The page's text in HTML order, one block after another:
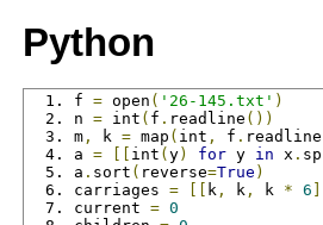
Python
f = open ( '26-145.txt' )
n = int ( f . readline ())
m , k = map ( int , f . readline
a = int ( y) for y in x .
a . sort ( reverse=True )
carriages = k , k , k * 6
current = 0